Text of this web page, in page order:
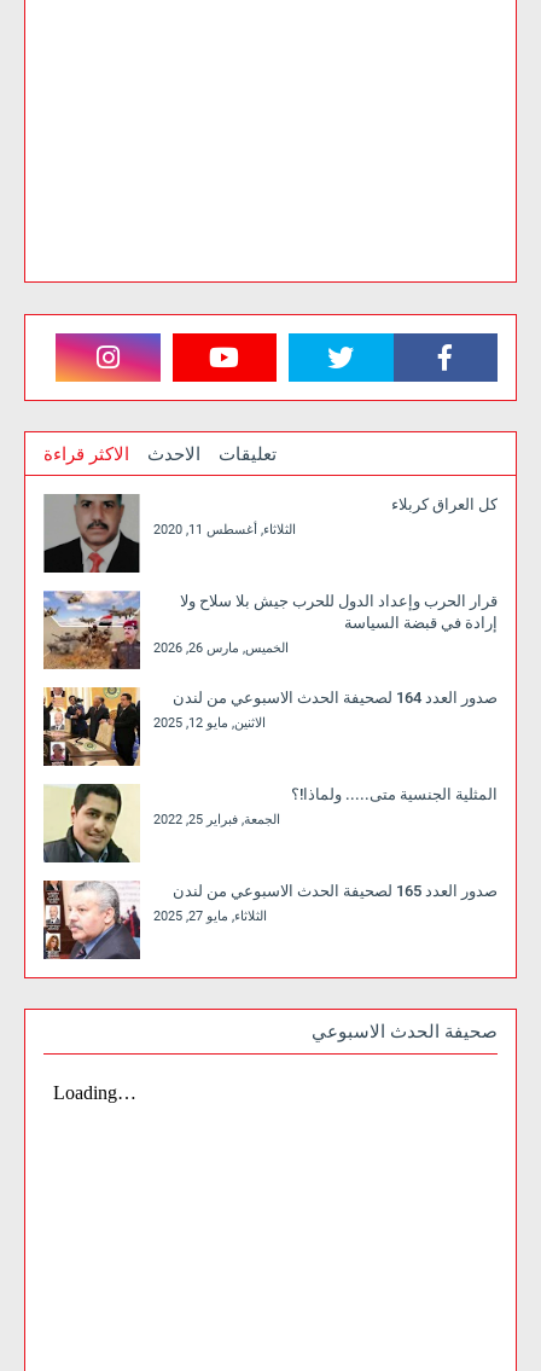
الاكثر قراءة الاحدث تعليقات
كل العراق كربلاء
الثلاثاء, أغسطس 11, 2020
قرار الحرب وإعداد الدول للحرب جيش بلا سلاح ولا
إرادة في قبضة السياسة
الخميس, مارس 26, 2026
صدور العدد 164 لصحيفة الحدث الاسبوعي من لندن
الاثنين, مايو 12, 2025
المثلية الجنسية متى..... ولماذا!؟
الجمعة, فبراير 25, 2022
صدور العدد 165 لصحيفة الحدث الاسبوعي من لندن
الثلاثاء, مايو 27, 2025
صحيفة الحدث الاسبوعي